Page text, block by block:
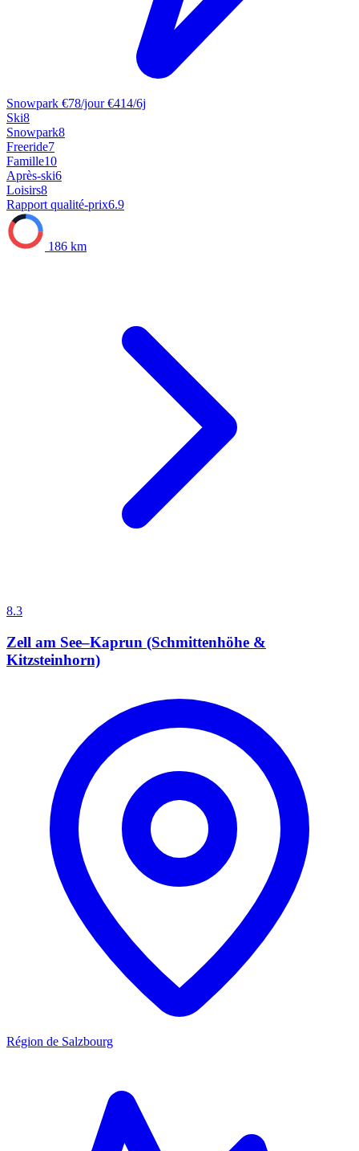
Snowpark €78/jour €414/6j
Ski8
Snowpark8
Freeride7
Famille10
Après-ski6
Loisirs8
Rapport qualité-prix6.9
186 km
8.3
Zell am See–Kaprun (Schmittenhöhe &
Kitzsteinhorn)
Région de Salzbourg